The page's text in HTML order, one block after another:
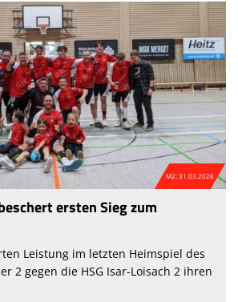
M2: 31.03.2026
ersten Sieg zum
Leistung im letzten Heimspiel des
2 gegen die HSG Isar-Loisach 2 ihren